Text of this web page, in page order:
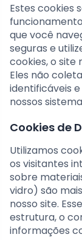
Estes cookies
que você
seguras e
cookies, o site
Eles não
identificáveis
nossos
Cookies de
Utilizamos
os visitantes
sobre
vidro) são
nosso site.
estrutura, o
informações